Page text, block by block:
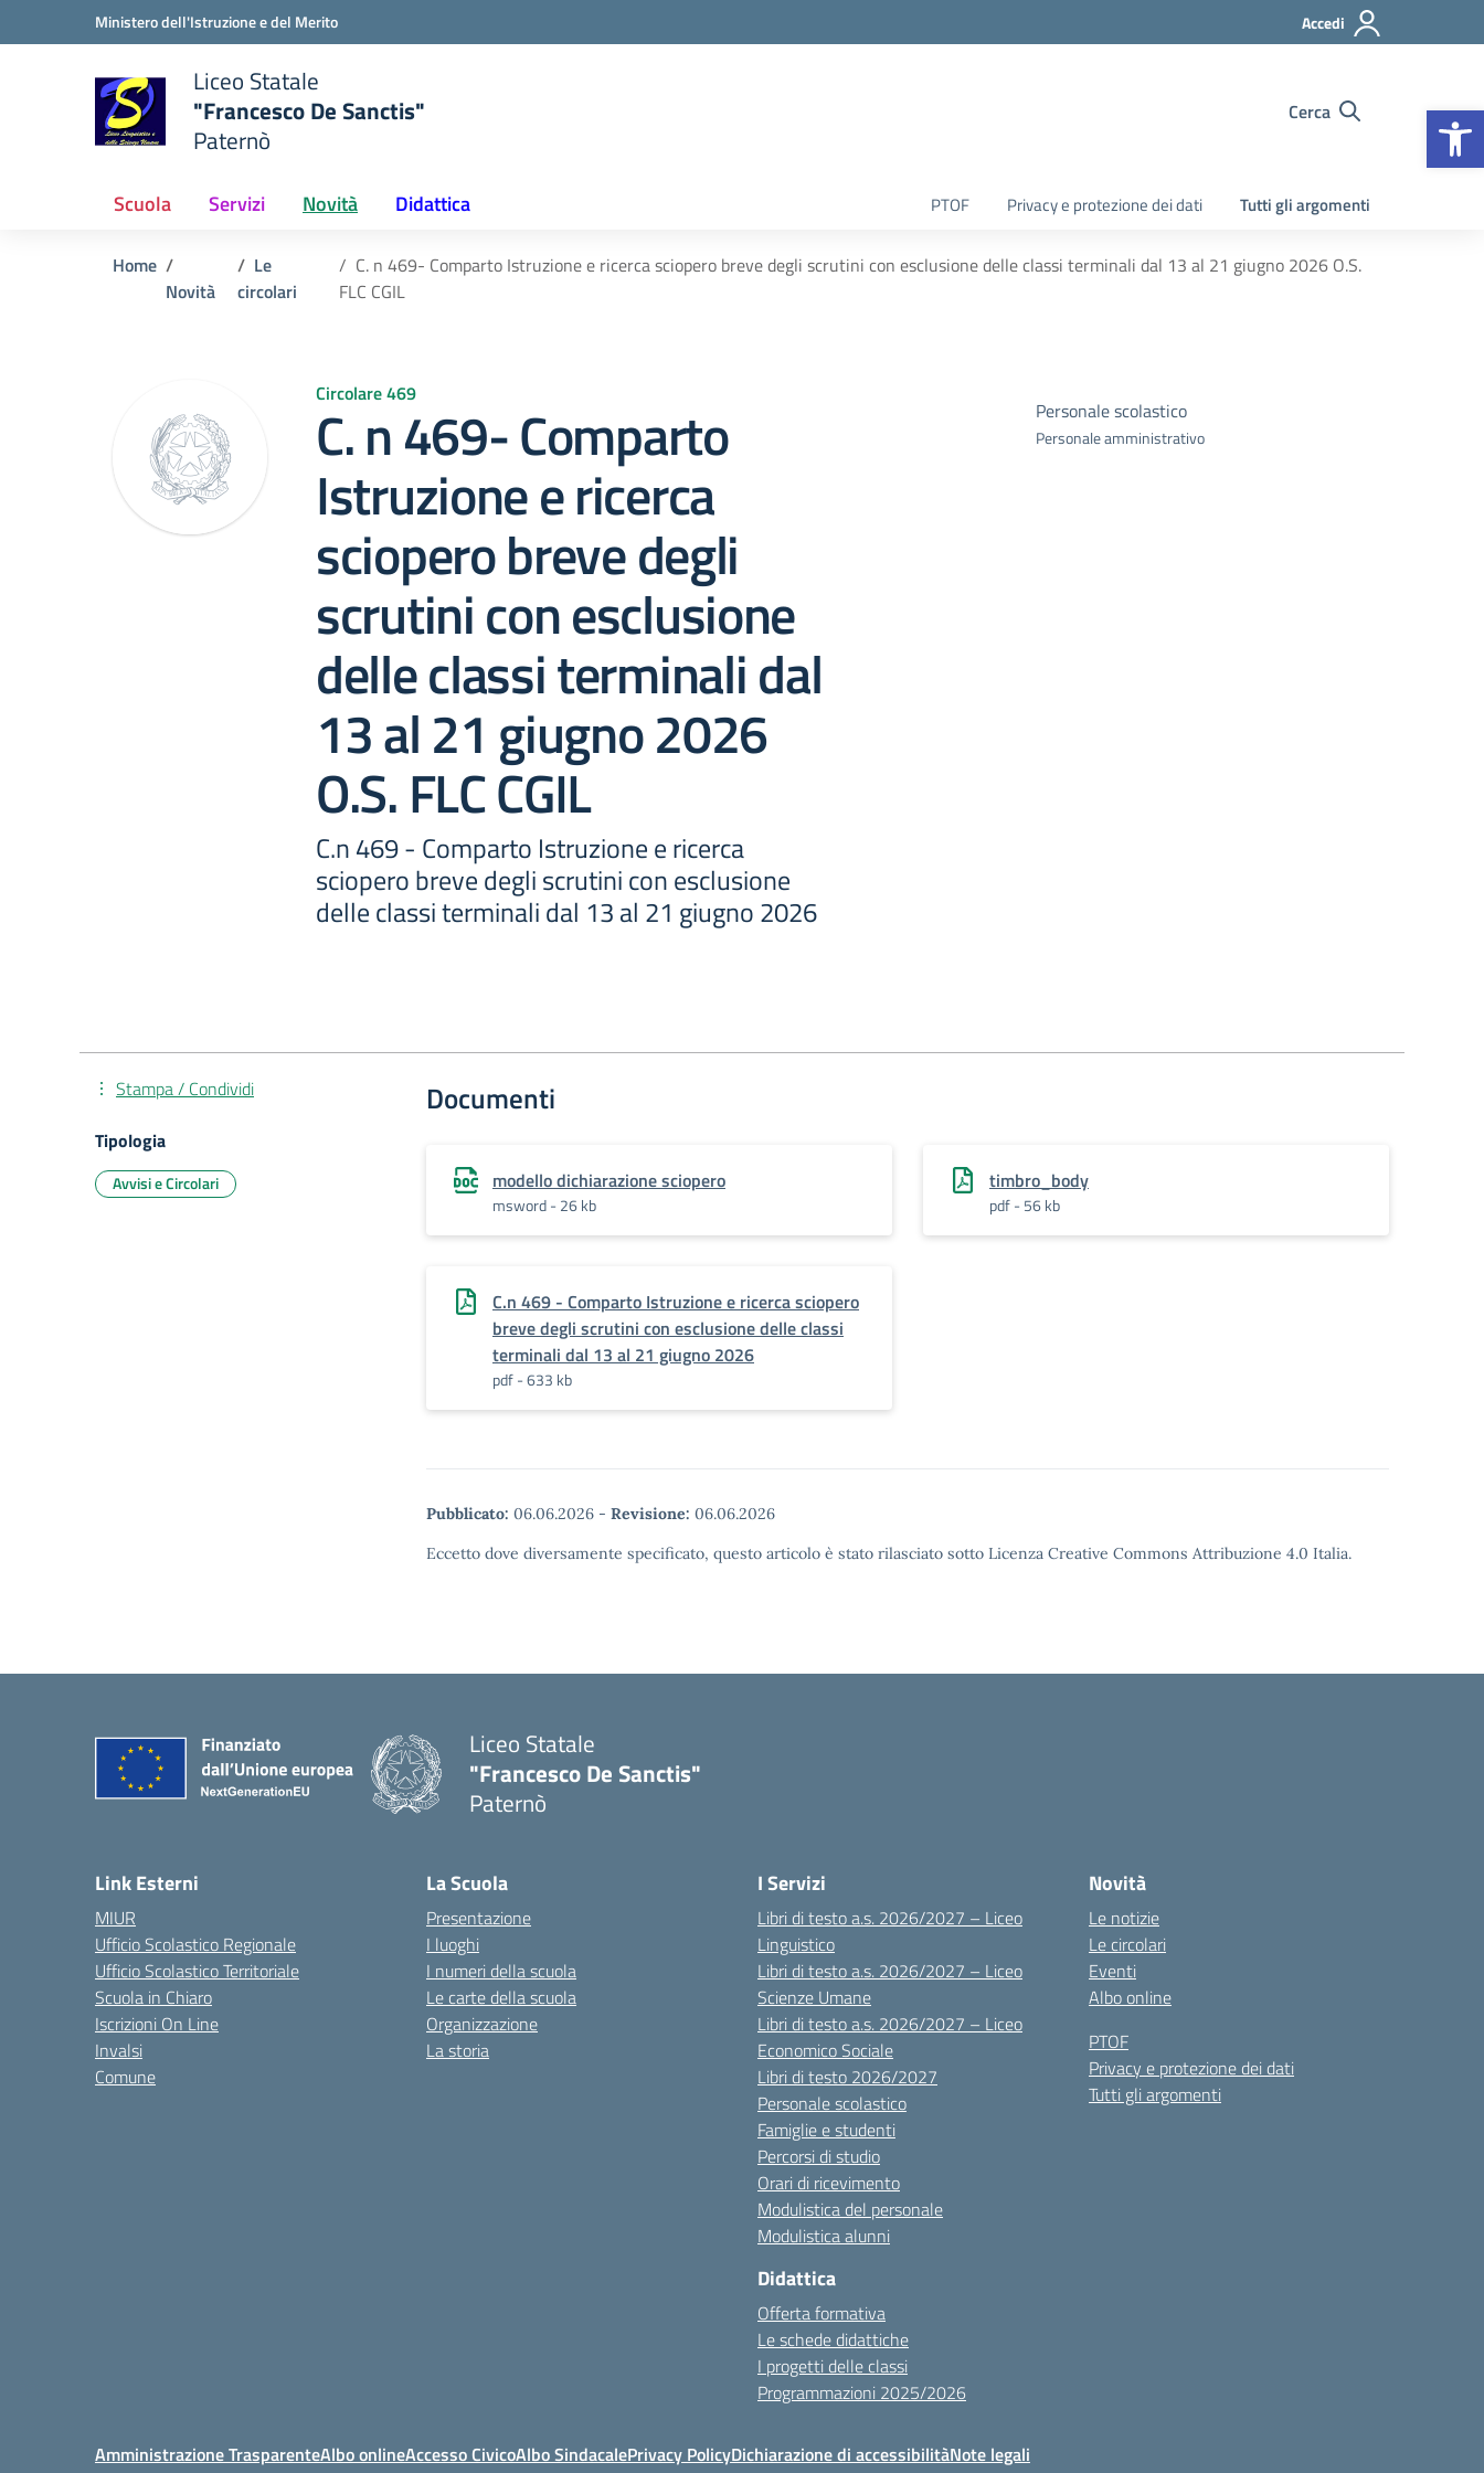
Vai ai contenuti
Vai al menu di navigazioneMinistero dell'Istruzione e del Merito Accedi
scuola
Liceo Statale
"Francesco De Sanctis"
Paternò
Cerca
Scuola Servizi Novità Didattica PTOF Privacy e protezione dei dati Tutti gli argomenti
Home
Novità
Le
circolari
C. n 469- Comparto Istruzione e ricerca sciopero breve degli scrutini con esclusione delle classi terminali dal 13 al 21 giugno 2026 O.S.
FLC CGIL
Circolare 469
C. n 469- Comparto
Istruzione e ricerca
sciopero breve degli
scrutini con esclusione
delle classi terminali dal
13 al 21 giugno 2026
O.S. FLC CGIL
C.n 469 - Comparto Istruzione e ricerca
sciopero breve degli scrutini con esclusione
delle classi terminali dal 13 al 21 giugno 2026
Personale scolastico
Personale amministrativo
Documenti
modello dichiarazione sciopero
msword - 26 kb
timbro_body
pdf - 56 kb
C.n 469 - Comparto Istruzione e ricerca sciopero
breve degli scrutini con esclusione delle classi
terminali dal 13 al 21 giugno 2026
pdf - 633 kb
Pubblicato: 06.06.2026 - Revisione: 06.06.2026
Eccetto dove diversamente specificato, questo articolo è stato rilasciato sotto Licenza Creative Commons Attribuzione 4.0 Italia.
Stampa / Condividi
Tipologia
Avvisi e Circolari
Liceo Statale
"Francesco De Sanctis"
Paternò
Link Esterni
MIUR
Ufficio Scolastico Regionale
Ufficio Scolastico Territoriale
Scuola in Chiaro
Iscrizioni On Line
Invalsi
Comune
La Scuola
Presentazione
I luoghi
I numeri della scuola
Le carte della scuola
Organizzazione
La storia
I Servizi
Libri di testo a.s. 2026/2027 – Liceo
Linguistico
Libri di testo a.s. 2026/2027 – Liceo
Scienze Umane
Libri di testo a.s. 2026/2027 – Liceo
Economico Sociale
Libri di testo 2026/2027
Personale scolastico
Famiglie e studenti
Percorsi di studio
Orari di ricevimento
Modulistica del personale
Modulistica alunni
Didattica
Offerta formativa
Le schede didattiche
I progetti delle classi
Programmazioni 2025/2026
Novità
Le notizie
Le circolari
Eventi
Albo online
PTOF
Privacy e protezione dei dati
Tutti gli argomenti
Amministrazione TrasparenteAlbo onlineAccesso CivicoAlbo SindacalePrivacy PolicyDichiarazione di accessibilitàNote legali